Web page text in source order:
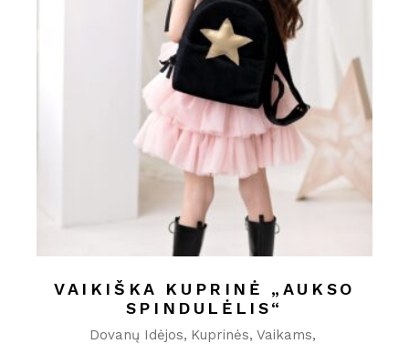
VAIKIŠKA KUPRINĖ „AUKSO
SPINDULĖLIS“
Dovanų Idėjos Kuprinės Vaikams